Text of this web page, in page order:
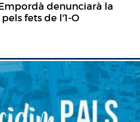
denunciarà la
fets de l'1-O